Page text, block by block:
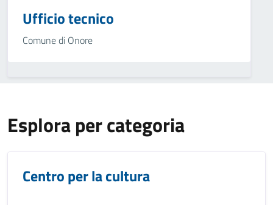
Ufficio tecnico
Comune di Onore
Esplora per categoria
Centro per la cultura